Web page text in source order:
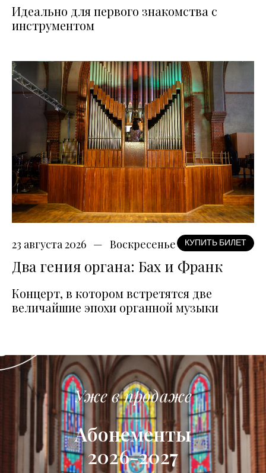
Идеально для первого знакомства с
инструментом
23 августа 2026 Воскресенье КУПИТЬ БИЛЕТ
Два гения органа: Бах и Франк
Концерт, в котором встретятся две
величайшие эпохи органной музыки
Уже в продаже
Абонементы
2026-2027